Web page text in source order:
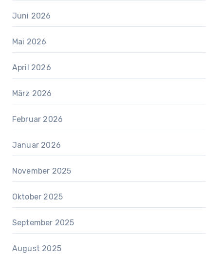
Juni 2026
Mai 2026
April 2026
März 2026
Februar 2026
Januar 2026
November 2025
Oktober 2025
September 2025
August 2025